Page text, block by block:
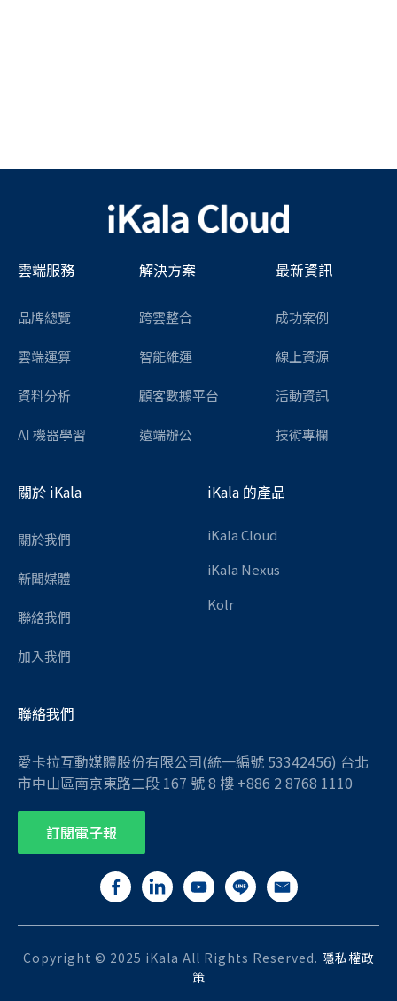
雲端服務
品牌總覽
雲端運算
資料分析
AI 機器學習
解決方案
跨雲整合
智能維運
顧客數據平台
遠端辦公
最新資訊
成功案例
線上資源
活動資訊
技術專欄
關於 iKala
關於我們
新聞媒體
聯絡我們
加入我們
iKala 的產品
iKala Cloud
iKala Nexus
Kolr
聯絡我們
愛卡拉互動媒體股份有限公司(統一編號 53342456) 台北
市中山區南京東路二段 167 號 8 樓 +886 2 8768 1110
訂閱電子報
Copyright © 2025 iKala All Rights Reserved. 隱私權政
策